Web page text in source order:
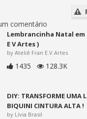
comentário
Lembrancinha Natal em
E V Artes )
by Ateliê Fran E.V.Artes
1435 128.3K
DIY: TRANSFORME UMA
BIQUINI CINTURA ALTA !
by Lívia Brasil